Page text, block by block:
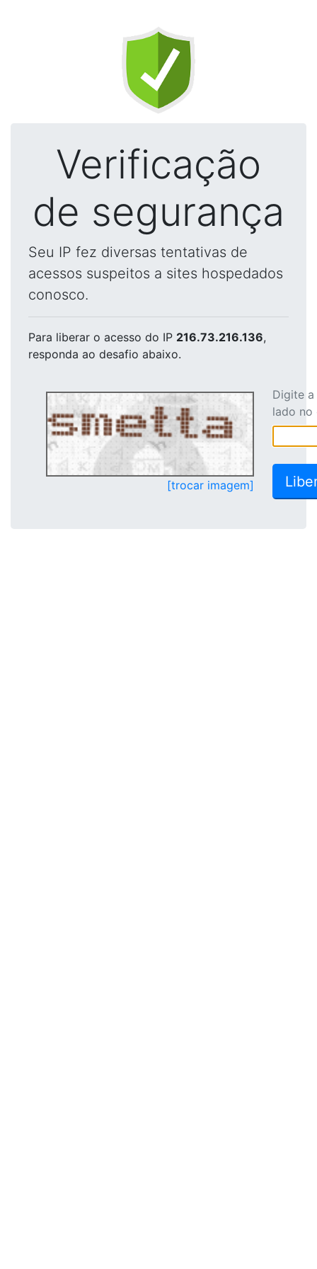
Verificação
de segurança
Seu IP fez diversas tentativas de
acessos suspeitos a sites hospedados
conosco.
Para liberar o acesso do IP 216.73.216.136,
responda ao desafio abaixo.
[trocar imagem]
Digite
lado no